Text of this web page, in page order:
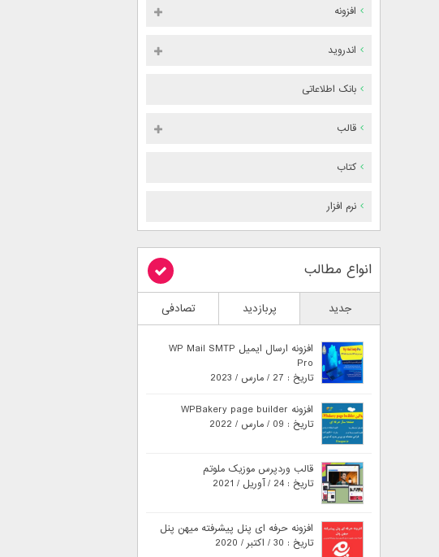
افزونه
اندروید
بانک اطلاعاتی
قالب
کتاب
نرم افزار
انواع مطالب
جدید پربازدید تصادفی
افزونه ارسال ایمیل WP Mail SMTP
Pro
تاریخ : 27 / مارس / 2023
افزونه WPBakery page builder
تاریخ : 09 / مارس / 2022
قالب وردپرس موزیک ملوتم
تاریخ : 24 / آوریل / 2021
افزونه حرفه ای پنل پیشرفته میهن پنل
تاریخ : 30 / اکتبر / 2020